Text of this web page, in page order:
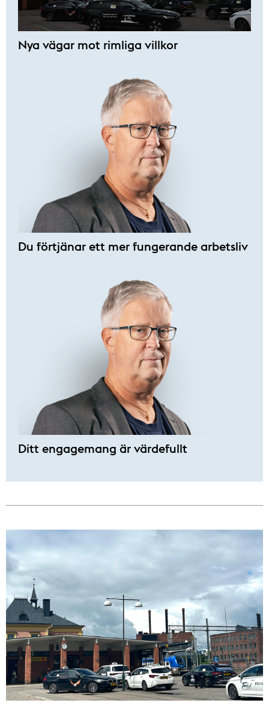
Nya vägar mot rimliga villkor
Du förtjänar ett mer fungerande arbetsliv
Ditt engagemang är värdefullt